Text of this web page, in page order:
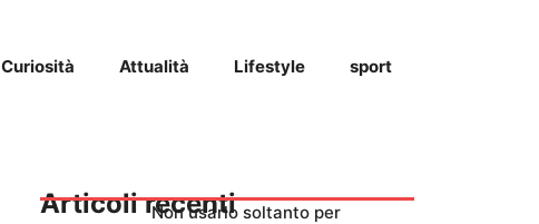
Curiosità Attualità Lifestyle sport
Articoli recentiNon usarlo soltanto per